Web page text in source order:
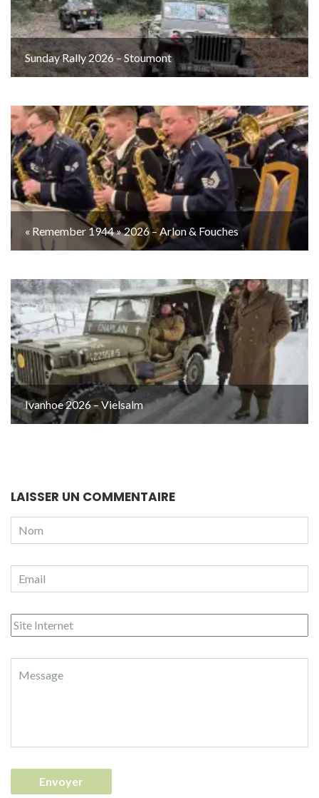
Sunday Rally 2026 – Stoumont
« Remember 1944 » 2026 – Arlon & Fouches
Ivanhoe 2026 – Vielsalm
LAISSER UN COMMENTAIRE